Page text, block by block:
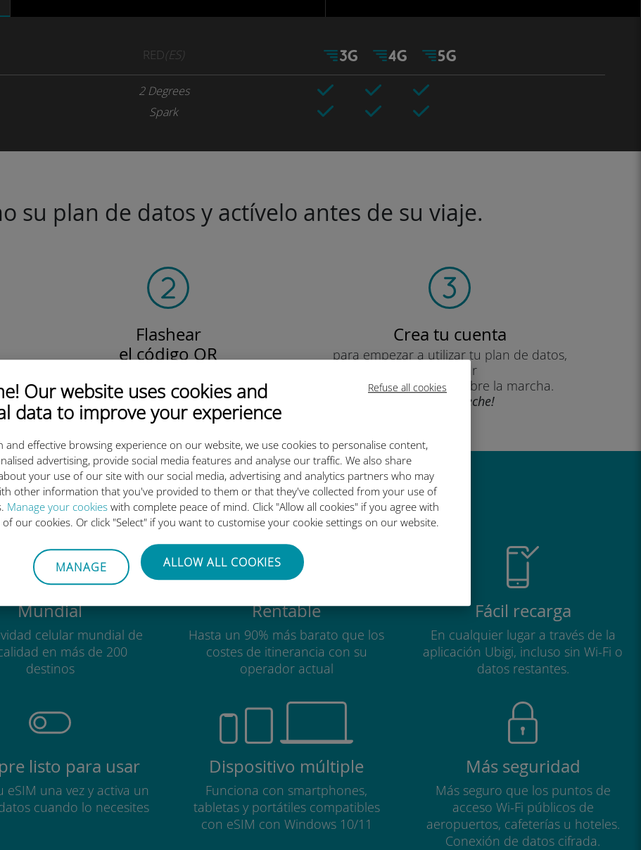
Refuse all cookies
Our website uses cookies and
data to improve your experience
and effective browsing experience on our website, we use cookies to personalise content,
advertising, provide social media features and analyse our traffic. We also share
your use of our site with our social media, advertising and analytics partners who may
other information that you've provided to them or that they've collected from your use of
Manage your cookies with complete peace of mind. Click "Allow all cookies" if you agree with
our cookies. Or click "Select" if you want to customise your cookie settings on our website.
MANAGE ALLOW ALL COOKIES
RED(ES)
2 Degrees
Spark
su plan de datos y actívelo antes de su viaje.
Flashear
el código QR
e instalar la Ubigi eSIM.
¡Simple!
Crea tu cuenta
para empezar a utilizar tu plan de datos,
consultar
tu saldo y recargar sobre la marcha.
¡Que aproveche!
tan buena la eSIM internacional de Ubigi
Mundial
celular mundial de
en más de 200
destinos
Rentable
Hasta un 90% más barato que los
costes de itinerancia con su
operador actual
Fácil recarga
En cualquier lugar a través de la
aplicación Ubigi, incluso sin Wi-Fi o
datos restantes.
listo para usar
eSIM una vez y activa un
cuando lo necesites
Dispositivo múltiple
Funciona con smartphones,
tabletas y portátiles compatibles
con eSIM con Windows 10/11
Más seguridad
Más seguro que los puntos de
acceso Wi-Fi públicos de
aeropuertos, cafeterías u hoteles.
Conexión de datos cifrada.